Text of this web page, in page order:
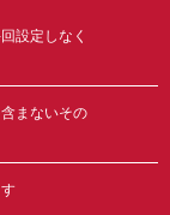
設定しなく
まないその